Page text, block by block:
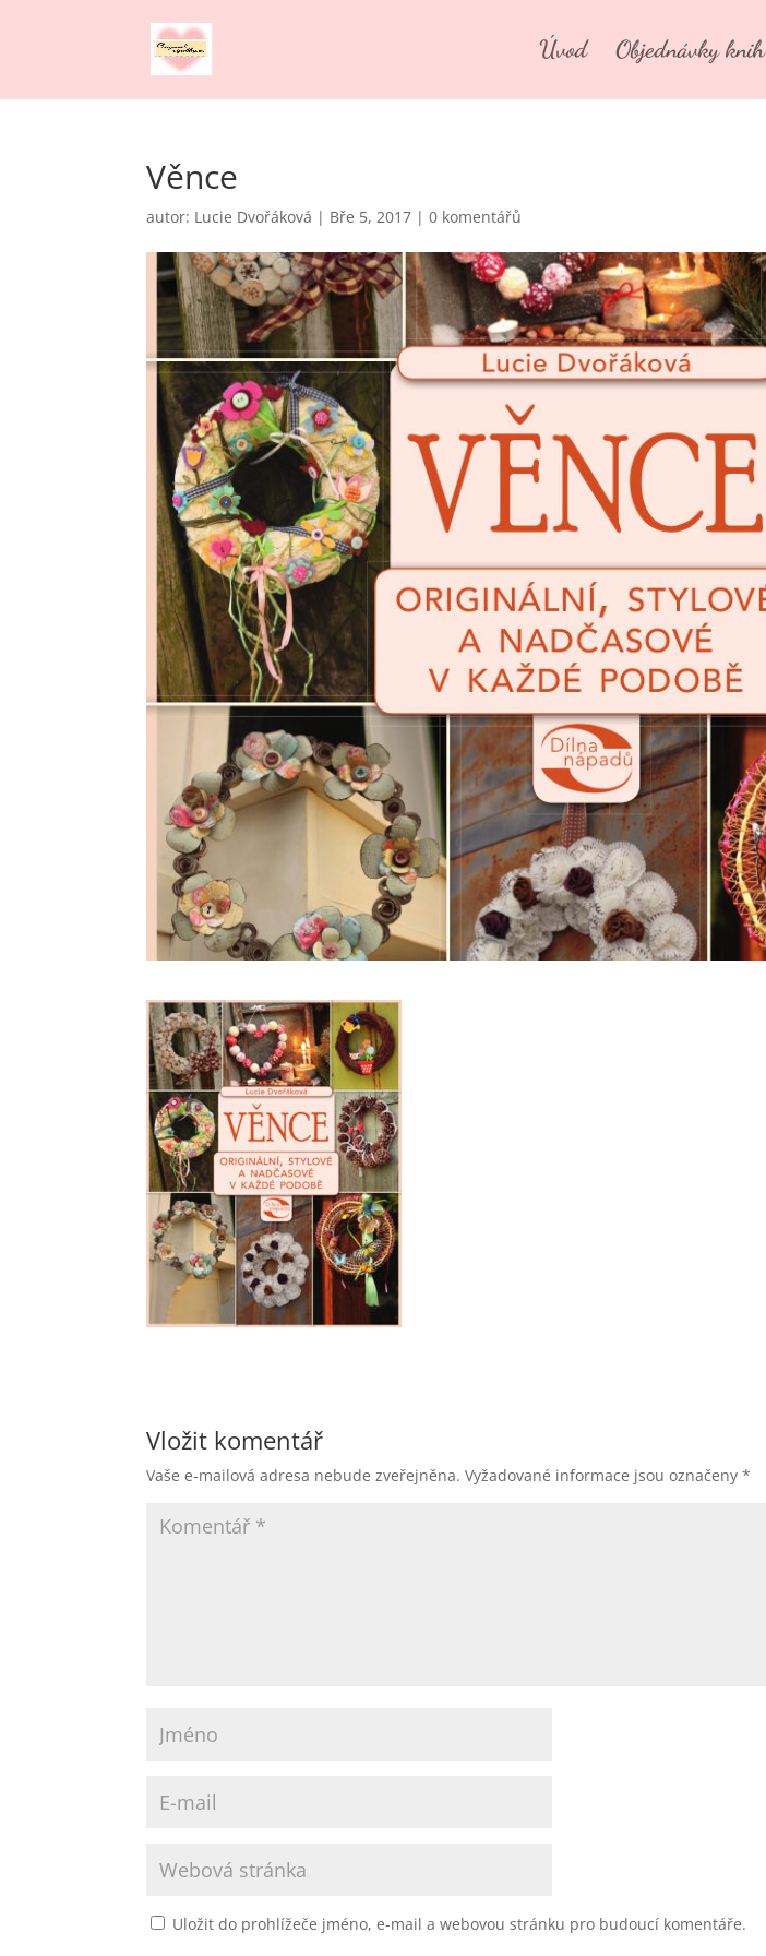
Úvod Objednávky knih
Věnce
autor: Lucie Dvořáková | Bře 5, 2017 |0 komentářů
Vložit komentář
Vaše e-mailová adresa nebude zveřejněna. Vyžadované informace jsou označeny*
Uložit do prohlížeče jméno, e-mail a webovou stránku pro budoucí komentáře.